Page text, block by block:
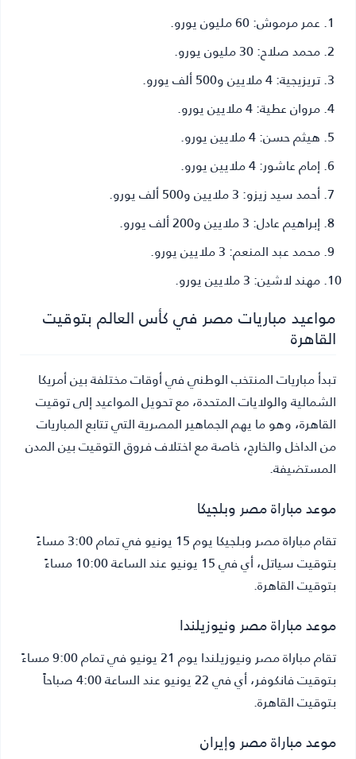
عمر مرموش:
محمد صلاح:
تريزيجية:
مروان عطية:
هيثم حسن:
إمام عاشور:
أحمد سيد زيزو:
إبراهيم عادل:
محمد عبد المنعم:
مهند لاشين:
مواعيد مباريات مصر في كأس العالم بتوقيت
القاهرة
تبدأ مباريات المنتخب الوطني في أوقات مختلفة بين أمريكا
الشمالية والولايات المتحدة، مع تحويل المواعيد إلى توقيت
القاهرة، وهو ما يهم الجماهير المصرية التي تتابع المباريات
من الداخل والخارج، خاصة مع اختلاف فروق التوقيت بين المدن
المستضيفة.
موعد مباراة مصر وبلجيكا
تقام مباراة مصر وبلجيكا يوم 15 يونيو في تمام 3:00 مساءً
بتوقيت سياتل، أي في 15 يونيو عند الساعة 10:00 مساءً
بتوقيت القاهرة.
موعد مباراة مصر ونيوزيلندا
تقام مباراة مصر ونيوزيلندا يوم 21 يونيو في تمام 9:00 مساءً
بتوقيت فانكوفر، أي في 22 يونيو عند الساعة 4:00 صباحاً
بتوقيت القاهرة.
موعد مباراة مصر وإيران